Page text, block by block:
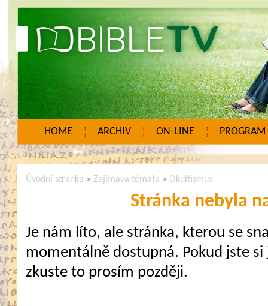
HOME ARCHIV ON-LINE PROGRAM
Úvodní stránka »Zajímavá témata » Okultismus
Stránka nebyla
Je nám líto, ale stránka, kterou se
momentálně dostupná. Pokud jste
zkuste to prosím později.